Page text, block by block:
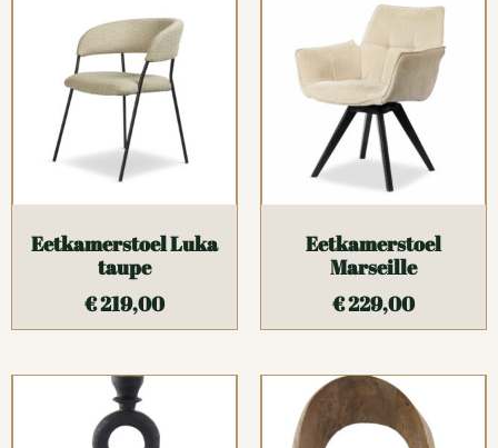
Eetkamerstoel Luka
taupe
€219,00
Eetkamerstoel
Marseille
€229,00